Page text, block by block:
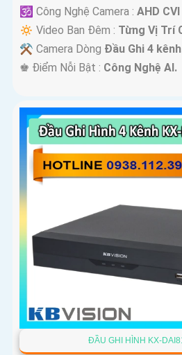
🕉️ Công Nghệ Camera : AHD
🔅 Video Ban Đêm : Từng Vị Trí
⚒ Camera Dòng Đầu Ghi 4
️♚ Điểm Nỗi Bật : Công Nghệ AI.
ĐẦU GHI HÌNH KX-